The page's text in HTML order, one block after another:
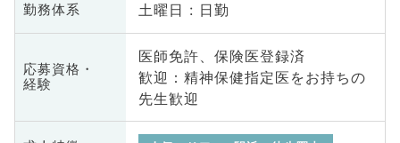
勤務体系 土曜日 : 日勤
応募資格・
経験
医師免許、保険医登録済
歓迎：精神保健指定医をお持ちの
先生歓迎